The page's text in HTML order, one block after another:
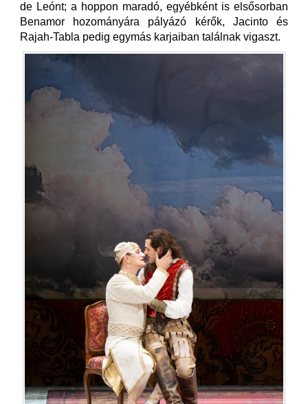
de Leónt; a hoppon maradó, egyébként is elsősorban
Benamor hozományára pályázó kérők, Jacinto és
Rajah-Tabla pedig egymás karjaiban találnak vigaszt.